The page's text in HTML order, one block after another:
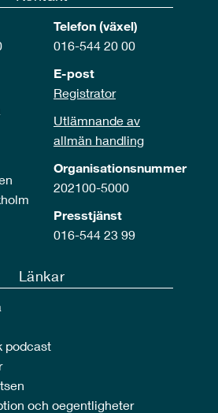
Telefon (växel)
016-544 20 00
E-post
Registrator
Utlämnande av
allmän handling
Organisationsnummer
202100-5000
Presstjänst
016-544 23 99
Länkar
podcast
och oegentligheter